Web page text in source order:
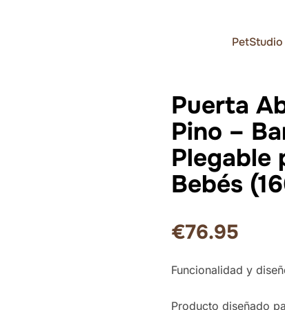
PetStudio
Puerta
Pino –
Plegable
Bebés
€76.95
Funcionalidad y
Producto diseñado